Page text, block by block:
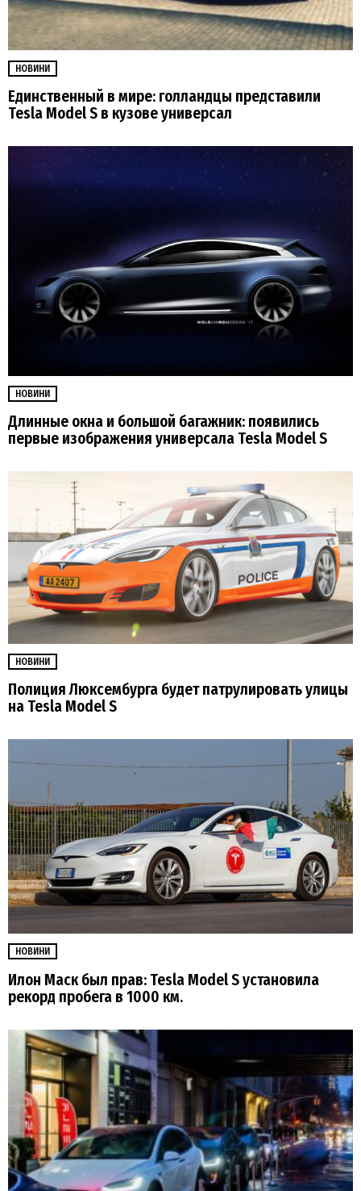
НОВИНИ
Единственный в мире: голландцы представили
Tesla Model S в кузове универсал
НОВИНИ
Длинные окна и большой багажник: появились
первые изображения универсала Tesla Model S
НОВИНИ
Полиция Люксембурга будет патрулировать улицы
на Tesla Model S
НОВИНИ
Илон Маск был прав: Tesla Model S установила
рекорд пробега в 1000 км.